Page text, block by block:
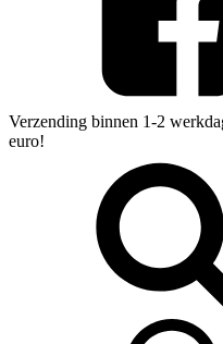
Verzending binnen 1-2
euro!